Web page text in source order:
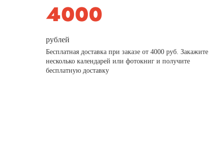
рублей
Бесплатная доставка при заказе от 4000 руб. Закажите
несколько календарей или фотокниг и получите
бесплатную доставку